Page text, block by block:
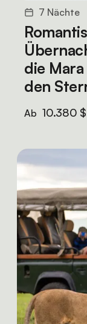
7 Nächte
die
den
Ab 10.380 $